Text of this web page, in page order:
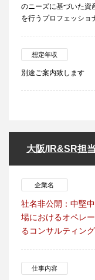
のニーズに基づいた資
を行うプロフェッショ
想定年収
別途ご案内致します
大阪/IR&SR担当
企業名
社名非公開：中堅
場におけるオペレ
るコンサルティン
仕事内容